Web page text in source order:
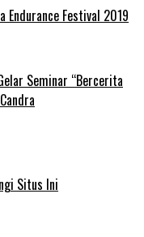
Endurance Festival 2019
Seminar “Bercerita
Situs Ini